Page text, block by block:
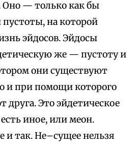
Оно — только как бы
на которой
эйдосов. Эйдосы
же — пустоту и
они существуют
и при помощи которого
друга. Это эйдетическое
иное, или меон.
и так. Не–сущее нельзя